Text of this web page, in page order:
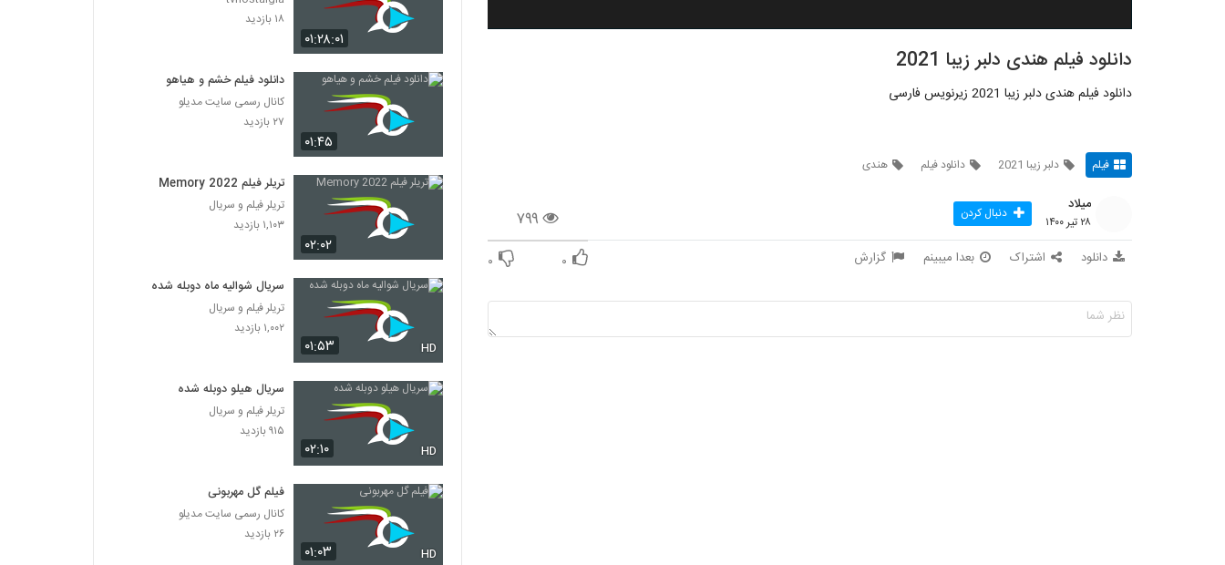
دانلود فیلم هندی دلبر زیبا 2021
دانلود فیلم هندی دلبر زیبا 2021 زیرنویس فارسی
فیلم دلبر زیبا 2021 دانلود فیلم هندی
۷۹۹
میلاد
۲۸ تیر ۱۴۰۰ دنبال کردن
دانلود اشتراک بعدا میبینم گزارش ۰ ۰
۰۱:۲۸:۰۱
۱۸ بازدید
۰۱:۴۵
دانلود فیلم خشم و هیاهو
کانال رسمی سایت مدیلو
۲۷ بازدید
۰۲:۰۲
تریلر فیلم Memory 2022
تریلر فیلم و سریال
۱,۱۰۳ بازدید
۰۱:۵۳ HD
سریال شوالیه ماه دوبله شده
تریلر فیلم و سریال
۱,۰۰۲ بازدید
۰۲:۱۰ HD
سریال هیلو دوبله شده
تریلر فیلم و سریال
۹۱۵ بازدید
۰۱:۰۳ HD
فیلم گل مهربونی
کانال رسمی سایت مدیلو
۲۶ بازدید